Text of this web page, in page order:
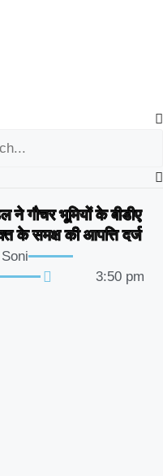
ने गौचर भूमियों के बीडीए
के समक्ष की आपत्ति दर्ज
3:50 pm